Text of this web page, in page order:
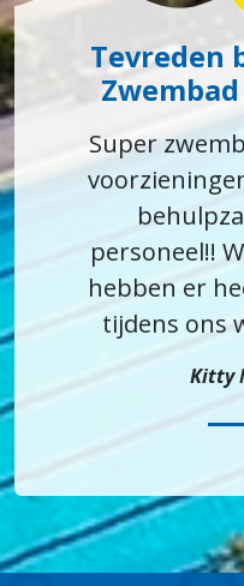
Tevreden
Super
personeel!!
hebben er
tijdens ons
Kitty